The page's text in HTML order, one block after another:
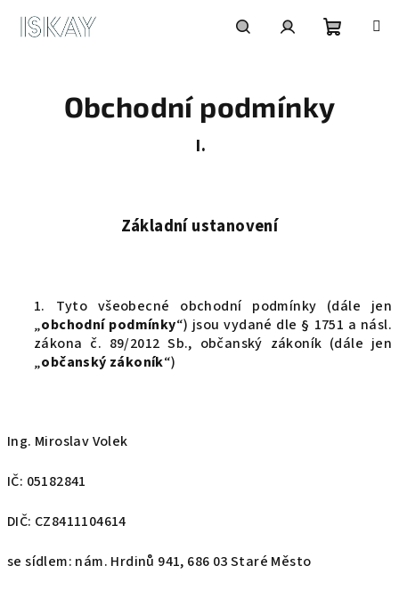
košík
Obchodní podmínky
I.
Základní ustanovení
1. Tyto všeobecné obchodní podmínky (dále jen
„obchodní podmínky“) jsou vydané dle § 1751 a násl.
zákona č. 89/2012 Sb., občanský zákoník (dále jen
„občanský zákoník“)
Ing. Miroslav Volek
IČ: 05182841
DIČ: CZ8411104614
se sídlem: nám. Hrdinů 941, 686 03 Staré Město